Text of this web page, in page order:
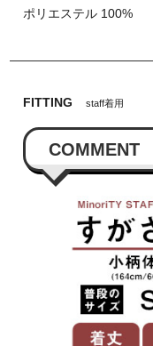
ポリエステル 100%
FITTING staff着用
COMMENT